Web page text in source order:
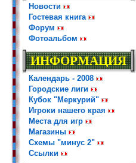
Новости
Гостевая книга
Форум
Фотоальбом
ИНФОРМАЦИЯ
Календарь - 2008
Городские лиги
Кубок "Меркурий"
Игроки нашего края
Места для игр
Магазины
Схемы "минус 2"
Ссылки